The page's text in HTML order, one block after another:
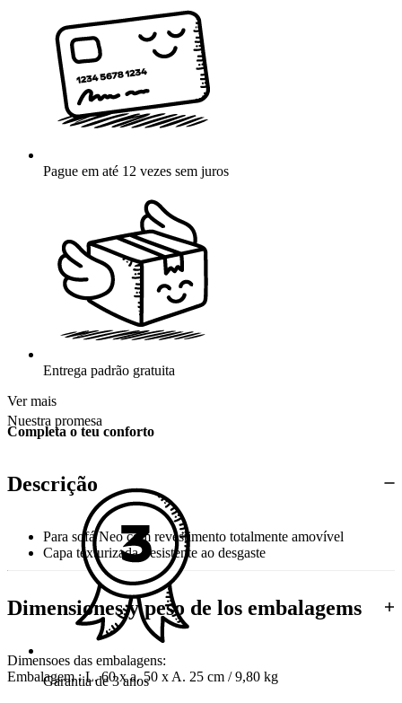
Pague em até 12 vezes sem juros
Entrega padrão gratuita
Ver mais
Nuestra promesa
Garantia de 3 anos
Completa o teu conforto
Descrição
Para sofá Neo com revestimento totalmente amovível
Capa texturizada, resistente ao desgaste
Disponível em várias cores e texturas
Dimensiones y peso de los embalagems
Dimensoes das embalagens:
Embalagem : L. 60 x a. 50 x A. 25 cm / 9,80 kg